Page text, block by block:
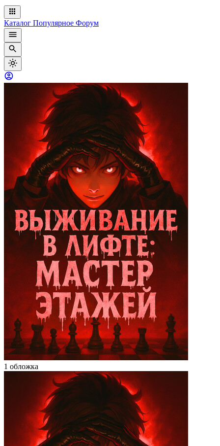
Каталог Популярное Форум
1 обложка